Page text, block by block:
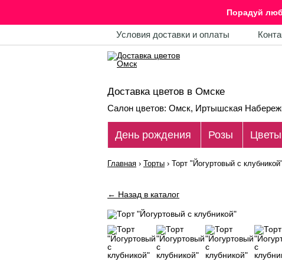
Порадуй
Условия доставки и оплаты
Доставка цветов в Омске
Салон цветов: Омск, Иртышская
День рождения Розы Цветы
Главная › Торты › Торт "Йогуртовый с клубникой"
← Назад в каталог